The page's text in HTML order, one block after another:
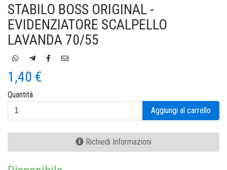
STABILO BOSS ORIGINAL -
EVIDENZIATORE SCALPELLO
LAVANDA 70/55
1,40 €
Quantità
Aggiungi al carrello
Richiedi Informazioni